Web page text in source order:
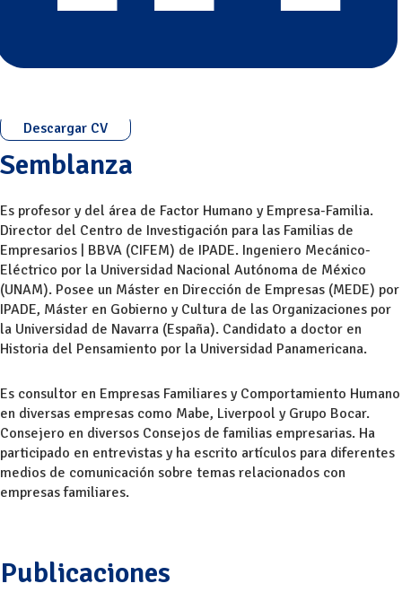
Descargar CV
Semblanza
Es profesor y del área de Factor Humano y Empresa-Familia.
Director del Centro de Investigación para las Familias de
Empresarios | BBVA (CIFEM) de IPADE. Ingeniero Mecánico-
Eléctrico por la Universidad Nacional Autónoma de México
(UNAM). Posee un Máster en Dirección de Empresas (MEDE) por
IPADE, Máster en Gobierno y Cultura de las Organizaciones por
la Universidad de Navarra (España). Candidato a doctor en
Historia del Pensamiento por la Universidad Panamericana.
Es consultor en Empresas Familiares y Comportamiento Humano
en diversas empresas como Mabe, Liverpool y Grupo Bocar.
Consejero en diversos Consejos de familias empresarias. Ha
participado en entrevistas y ha escrito artículos para diferentes
medios de comunicación sobre temas relacionados con
empresas familiares.
Publicaciones